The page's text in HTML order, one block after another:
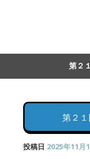
第２
第２
投稿日 2025年11月